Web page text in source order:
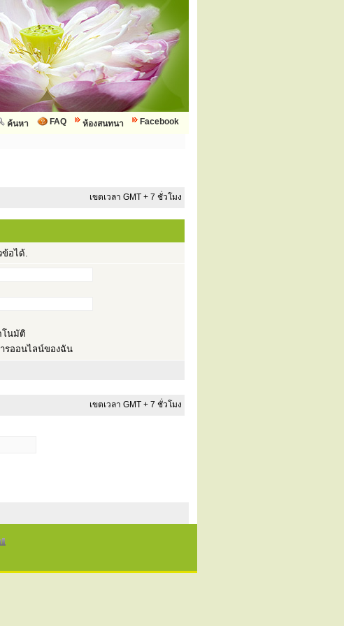
Facebook
ห้องสนทนา
FAQ
ค้นหา
เขตเวลา GMT + 7 ชั่วโมง
ข้อได้.
โนมัติ
รออนไลน์ของฉัน
เขตเวลา GMT + 7 ชั่วโมง